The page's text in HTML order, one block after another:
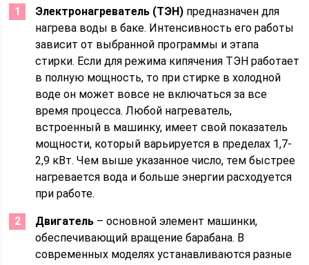
Электронагреватель (ТЭН) предназначен для
нагрева воды в баке. Интенсивность его работы
зависит от выбранной программы и этапа
стирки. Если для режима кипячения ТЭН работает
в полную мощность, то при стирке в холодной
воде он может вовсе не включаться за все
время процесса. Любой нагреватель,
встроенный в машинку, имеет свой показатель
мощности, который варьируется в пределах 1,7-
2,9 кВт. Чем выше указанное число, тем быстрее
нагревается вода и больше энергии расходуется
при работе.
Двигатель – основной элемент машинки,
обеспечивающий вращение барабана. В
современных моделях устанавливаются разные